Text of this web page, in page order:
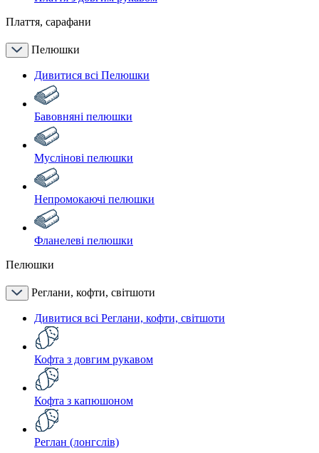
Плаття, сарафани
Пелюшки
Дивитися всі Пелюшки
Бавовняні пелюшки
Муслінові пелюшки
Непромокаючі пелюшки
Фланелеві пелюшки
Пелюшки
Реглани, кофти, світшоти
Дивитися всі Реглани, кофти, світшоти
Кофта з довгим рукавом
Кофта з капюшоном
Реглан (лонгслів)